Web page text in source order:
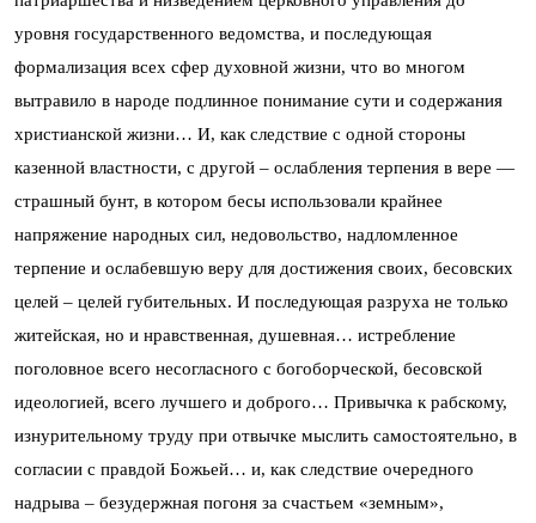
уровня государственного ведомства, и последующая
формализация всех сфер духовной жизни, что во многом
вытравило в народе подлинное понимание сути и содержания
христианской жизни… И, как следствие с одной стороны
казенной властности, с другой – ослабления терпения в вере —
страшный бунт, в котором бесы использовали крайнее
напряжение народных сил, недовольство, надломленное
терпение и ослабевшую веру для достижения своих, бесовских
целей – целей губительных. И последующая разруха не только
житейская, но и нравственная, душевная… истребление
поголовное всего несогласного с богоборческой, бесовской
идеологией, всего лучшего и доброго… Привычка к рабскому,
изнурительному труду при отвычке мыслить самостоятельно, в
согласии с правдой Божьей… и, как следствие очередного
надрыва – безудержная погоня за счастьем «земным»,